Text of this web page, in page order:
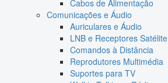
Cabos de Alimentação
Comunicações e Áudio
Auriculares e Áudio
LNB e Receptores Satélite
Comandos à Distância
Reprodutores Multimédia
Suportes para TV